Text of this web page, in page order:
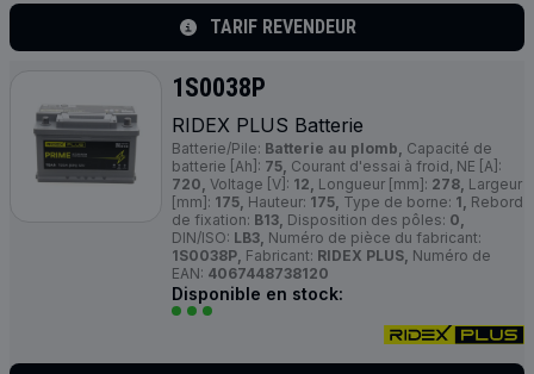
TARIF REVENDEUR
1S0038P
RIDEX PLUS Batterie
Batterie/Pile: Batterie au plomb, Capacité de
batterie [Ah]: 75, Courant d'essai à froid, NE [A]:
720, Voltage [V]: 12, Longueur [mm]: 278, Largeur
[mm]: 175, Hauteur: 175, Type de borne: 1, Rebord
de fixation: B13, Disposition des pôles: 0,
DIN/ISO: LB3, Numéro de pièce du fabricant:
1S0038P, Fabricant: RIDEX PLUS, Numéro de
EAN: 4067448738120
Disponible en stock: